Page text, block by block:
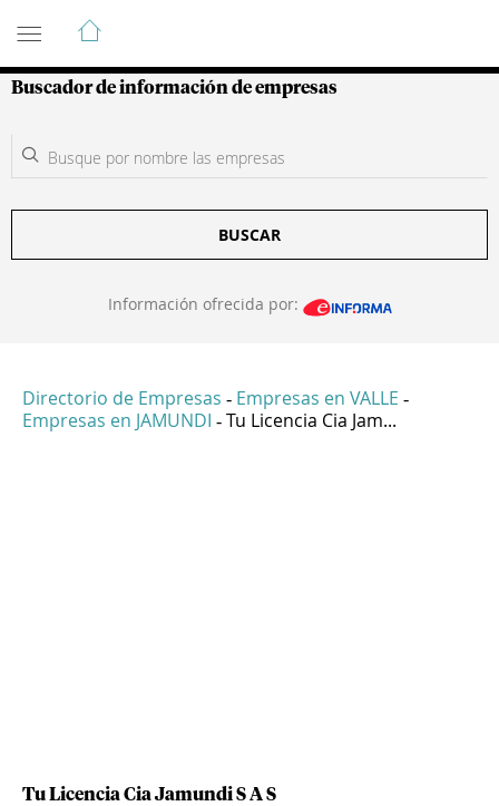
Guía de Empresas Colombianas
Buscador de información de empresas
BUSCAR
Información ofrecida por:
Directorio de Empresas - Empresas en VALLE -
Empresas en JAMUNDI - Tu Licencia Cia Jam...
Tu Licencia Cia Jamundi S A S